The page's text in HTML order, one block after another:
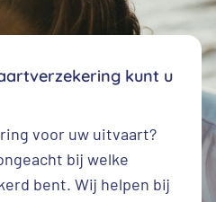
kunt u
voor uw uitvaart?
bij welke
bent. Wij helpen bij